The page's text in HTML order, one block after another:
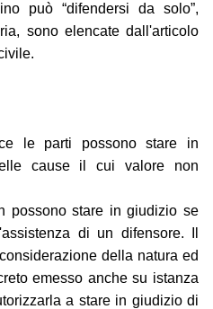
può “difendersi da solo”,
sono elencate dall'articolo
le parti possono stare in
cause il cui valore non
possono stare in giudizio se
di un difensore. Il
della natura ed
emesso anche su istanza
a stare in giudizio di